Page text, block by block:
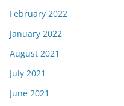
February 2022
January 2022
August 2021
July 2021
June 2021